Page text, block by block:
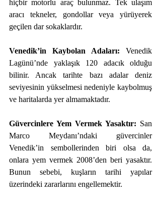
hiçbir motorlu araç bulunmaz. Tek ulaşım
aracı tekneler, gondollar veya yürüyerek
geçilen dar sokaklardır.
Venedik’in Kaybolan Adaları: Venedik
Lagünü’nde yaklaşık 120 adacık olduğu
bilinir. Ancak tarihte bazı adalar deniz
seviyesinin yükselmesi nedeniyle kaybolmuş
ve haritalarda yer almamaktadır.
Güvercinlere Yem Vermek Yasaktır: San
Marco Meydanı’ndaki güvercinler
Venedik’in sembollerinden biri olsa da,
onlara yem vermek 2008’den beri yasaktır.
Bunun sebebi, kuşların tarihi yapılar
üzerindeki zararlarını engellemektir.